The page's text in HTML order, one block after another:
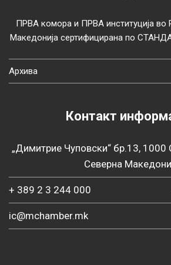
ПРВА комора и ПРВА институција во
Македонија сертифицирана по
Архива
Контакт
„Димитрие Чуповски“ бр.13, 1000
Северна
+ 389 2 3 244 000
ic@mchamber.mk